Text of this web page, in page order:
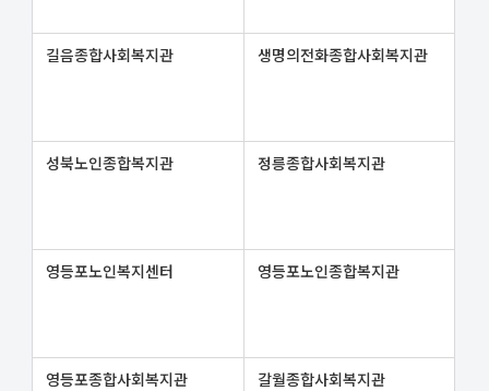
길음종합사회복지관 생명의전화종합사회복지관
성북노인종합복지관 정릉종합사회복지관
영등포노인복지센터 영등포노인종합복지관
영등포종합사회복지관 갈월종합사회복지관